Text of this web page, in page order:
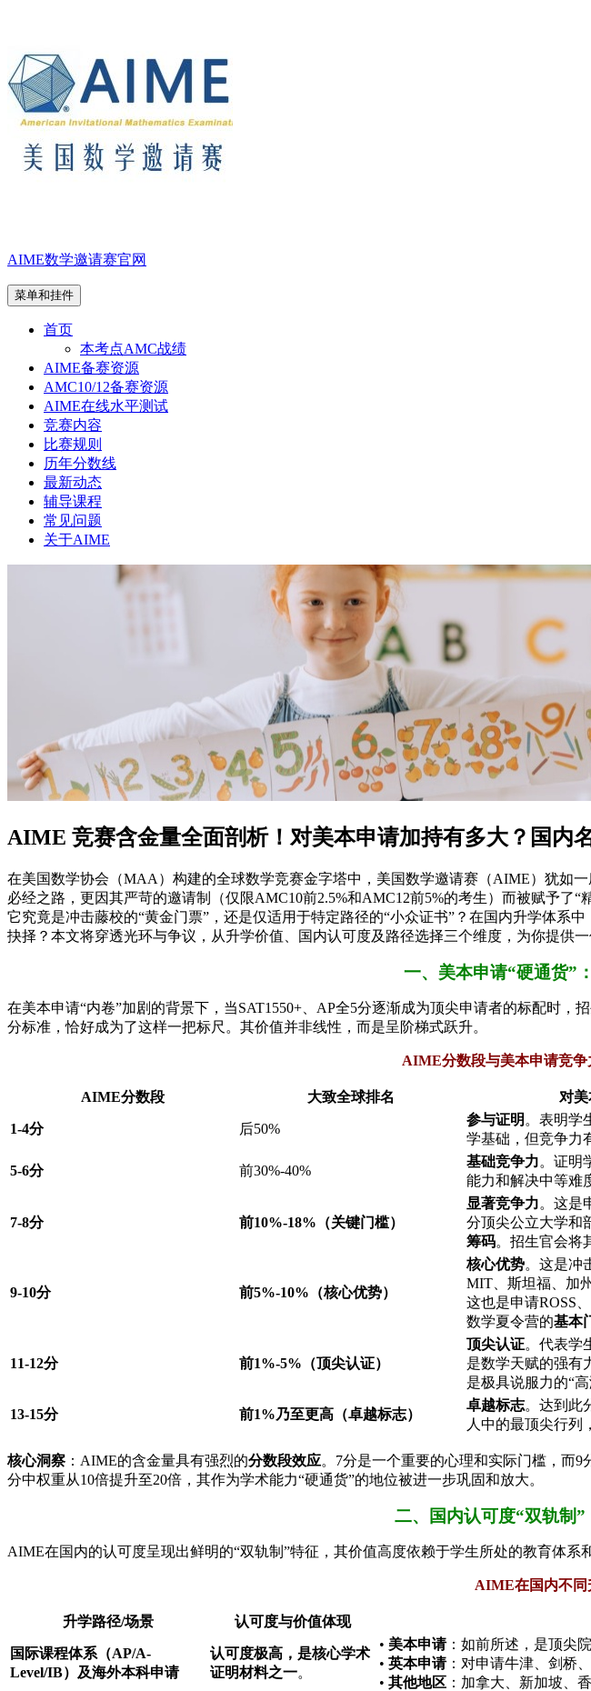
容
AIME数学邀请赛官网
菜单和挂件
首页
本考点AMC战绩
AIME备赛资源
AMC10/12备赛资源
AIME在线水平测试
竞赛内容
比赛规则
历年分数线
最新动态
辅导课程
常见问题
关于AIME
AIME 竞赛含金量全面剖析！对美本申请加持有多大？国内
在美国数学协会（MAA）构建的全球数学竞赛金字塔中，美国数学邀请赛（AIME）犹如
必经之路，更因其严苛的邀请制（仅限AMC10前2.5%和AMC12前5%的考生）而被赋予了
它究竟是冲击藤校的“黄金门票”，还是仅适用于特定路径的“小众证书”？在国内升学体系
抉择？本文将穿透光环与争议，从升学价值、国内认可度及路径选择三个维度，为你提供
一、美本申请“硬通货”
在美本申请“内卷”加剧的背景下，当SAT1550+、AP全5分逐渐成为顶尖申请者的标配时
分标准，恰好成为了这样一把标尺。其价值并非线性，而是呈阶梯式跃升。
AIME分数段与美本申请竞争
AIME分数段 大致全球排名 对
1-4分 后50%
参与证明 。表明学
学基础，但竞争力
5-6分 前30%-40%
基础竞争力。证明
能力和解决中等难
7-8分 前10%-18%（关键门槛）
显著竞争力。这是
分顶尖公立大学和
筹码。招生官会将
9-10分 前5%-10%（核心优势）
核心优势。这是冲
MIT、斯坦福、加
这也是申请ROSS
数学夏令营的基本
11-12分 前1%-5%（顶尖认证）
顶尖认证。代表学
是数学天赋的强有
是极具说服力的“高
13-15分 前1%乃至更高（卓越标志）
卓越标志。达到此
人中的最顶尖行列
核心洞察 ：AIME的含金量具有强烈的分数段效应。7分是一个重要的心理和实际门槛，而9
分中权重从10倍提升至20倍，其作为学术能力“硬通货”的地位被进一步巩固和放大。
二、国内认可度“双轨制
AIME在国内的认可度呈现出鲜明的“双轨制”特征，其价值高度依赖于学生所处的教育体系
AIME在国内不同
升学路径/场景 认可度与价值体现
国际课程体系（AP/A-
Level/IB）及海外本科申请
认可度极高，是核心学术
证明材料之一。
• 美本申请：如前所述，是顶尖
• 英本申请：对申请牛津、剑桥
• 其他地区 ：加拿大、新加坡、